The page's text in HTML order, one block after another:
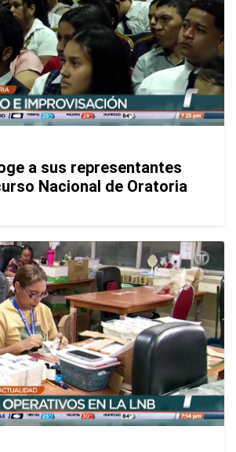
a sus representantes
Nacional de Oratoria